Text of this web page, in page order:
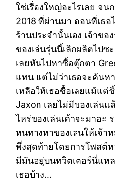
ใช่เรื่องใหญ่อะไรเลย จน
2018 ที่ผ่านมา ตอนที่เธอ
ร้านประจำนั้นเอง เจ้าขอ
ของเล่นรุ่นนี้เลิกผลิตไปซ
เลยหันไปหาซื้อตุ๊กตา
แทน แต่ไม่ว่าเธอจะค้นห
เหลือให้เธอซื้อเลยแม้แต่
Jaxon เลยไม่มีของเล่น
ไหร่ของเล่นเค้าจะมาอ
หนทางหาของเล่นให้เจ้า
พึ่งสุดท้ายโดยการโพสต์
มีมันอยู่บนทวิตเตอร์นี่แห
เธอบ้าง…